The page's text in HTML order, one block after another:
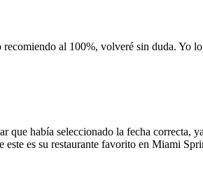
al 100%, volveré sin duda. Yo
había seleccionado la fecha correcta,
es su restaurante favorito en Miami